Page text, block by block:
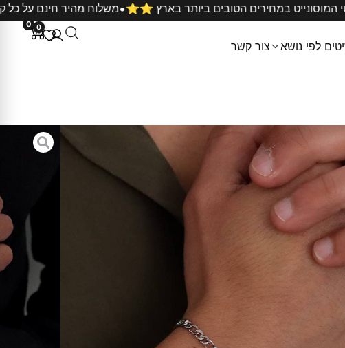
משלוח•כל תכשיטי המוסונייט במחירים הטובים ביותר בארץ ⭐️⭐️
0 0
לפי נושא צור קשר
לחריטה
פס עדין לחריטה אישית
(סטיינלס סטיל) המאפשר שימוש יום-יומי בכל תנאי מבלי
להתרחץ בים או בריכה
כסף, זהב, רוז גולד, שחור
הגבר – מתאים ליד עדינה/רזה
⭐⭐⭐⭐⭐
דגם זה זמין במלאי ויסופק בתוך 3 ימי עסקים – לחילופין ניתן להגיע לאסוף ביום